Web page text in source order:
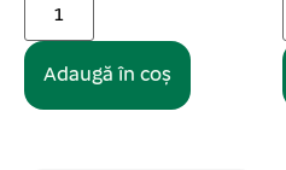
Adaugă în coș